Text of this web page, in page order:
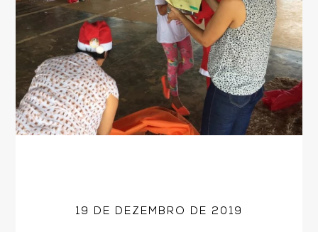
19 DE DEZEMBRO DE 2019